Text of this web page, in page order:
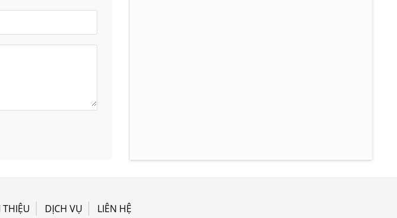
THIỆU DỊCH VỤ LIÊN HỆ